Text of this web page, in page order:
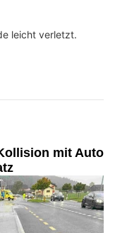
leicht verletzt.
mit Auto